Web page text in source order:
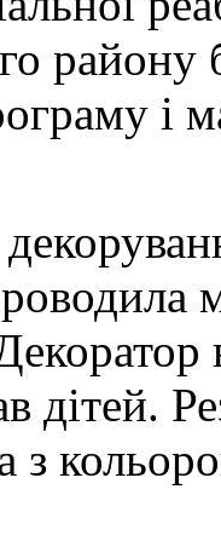
району
і
дітей.
з